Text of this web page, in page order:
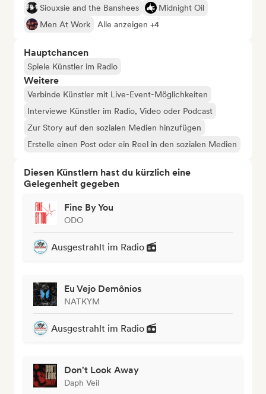
Siouxsie and the Banshees
Midnight Oil
Men At Work
Alle anzeigen +4
Hauptchancen
Spiele Künstler im Radio
Weitere
Verbinde Künstler mit Live-Event-Möglichkeiten
Interviewe Künstler im Radio, Video oder Podcast
Zur Story auf den sozialen Medien hinzufügen
Erstelle einen Post oder ein Reel in den sozialen Medien
Diesen Künstlern hast du kürzlich eine
Gelegenheit gegeben
Fine By You
ODO
Ausgestrahlt im Radio
Eu Vejo Demônios
NATKYM
Ausgestrahlt im Radio
Don't Look Away
Daph Veil